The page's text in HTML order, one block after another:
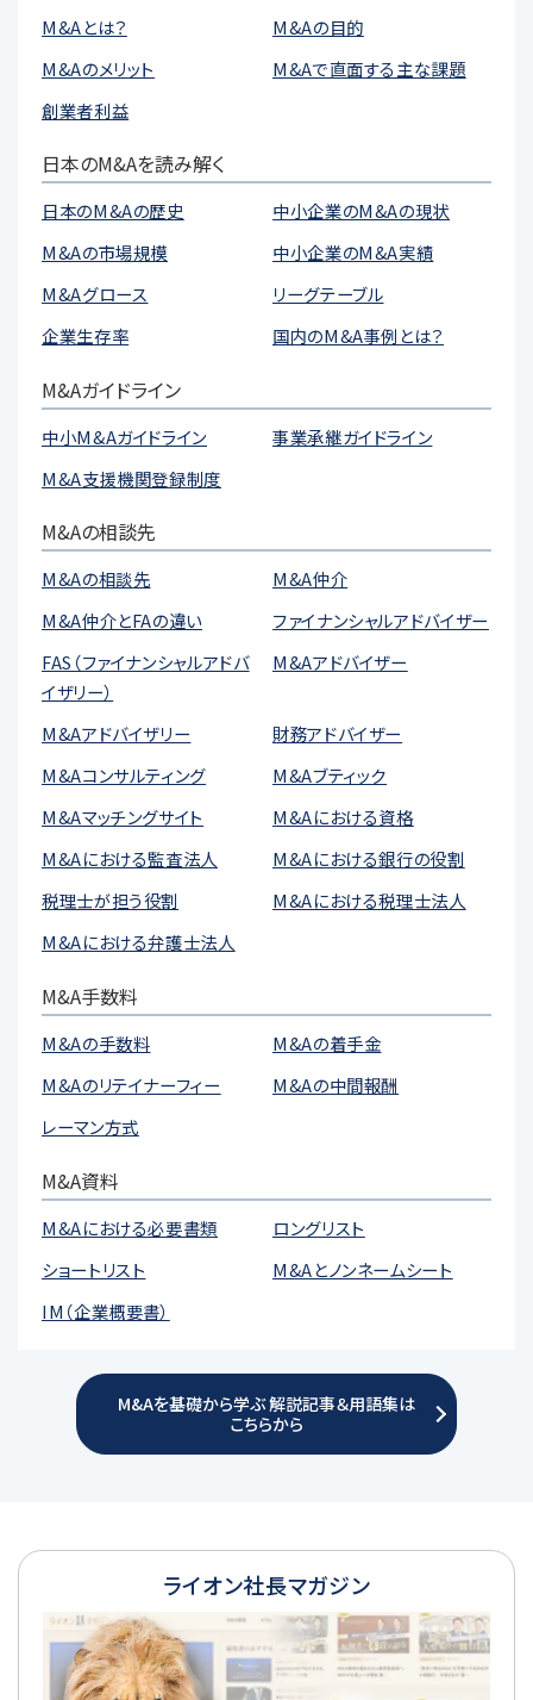
M&Aとは？
M&Aの目的
M&Aのメリット
M&Aで直面する主な課題
創業者利益
日本のM&Aを読み解く
日本のM&Aの歴史
中小企業のM&Aの現状
M&Aの市場規模
中小企業のM&A実績
M&Aグロース
リーグテーブル
企業生存率
国内のM&A事例とは？
M&Aガイドライン
中小M&Aガイドライン
事業承継ガイドライン
M&A支援機関登録制度
M&Aの相談先
M&Aの相談先
M&A仲介
M&A仲介とFAの違い
ファイナンシャルアドバイザー
FAS（ファイナンシャルアドバ
イザリー）
M&Aアドバイザー
M&Aアドバイザリー
財務アドバイザー
M&Aコンサルティング
M&Aブティック
M&Aマッチングサイト
M&Aにおける資格
M&Aにおける監査法人
M&Aにおける銀行の役割
税理士が担う役割
M&Aにおける税理士法人
M&Aにおける弁護士法人
M&A手数料
M&Aの手数料
M&Aの着手金
M&Aのリテイナーフィー
M&Aの中間報酬
レーマン方式
M&A資料
M&Aにおける必要書類
ロングリスト
ショートリスト
M&Aとノンネームシート
IM（企業概要書）
M&Aを基礎から学ぶ 解説記事＆用語集は
こちらから
ライオン社長マガジン